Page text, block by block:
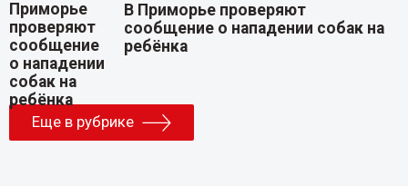
В Приморье проверяют
сообщение о нападении собак на
ребёнка
Еще в рубрике